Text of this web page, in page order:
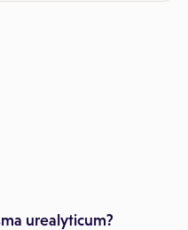
urealyticum?